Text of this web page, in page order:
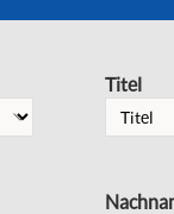
Titel